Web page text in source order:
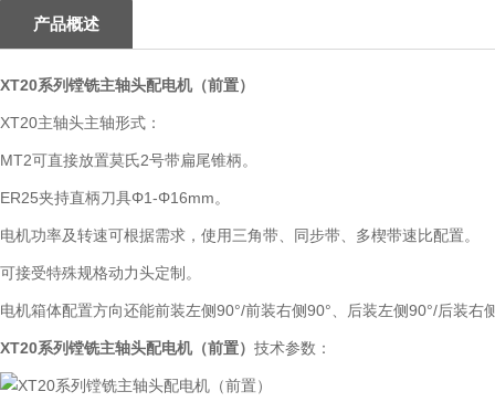
产品概述
XT20系列镗铣主轴头配电机（前置）
XT20主轴头主轴形式：
MT2可直接放置莫氏2号带扁尾锥柄。
ER25夹持直柄刀具Φ1-Φ16mm。
电机功率及转速可根据需求，使用三角带、同步带、多楔带速比配置。
可接受特殊规格动力头定制。
电机箱体配置方向还能前装左侧90°/前装右侧90°、后装左侧90°/后装右
XT20系列镗铣主轴头配电机（前置） 技术参数：